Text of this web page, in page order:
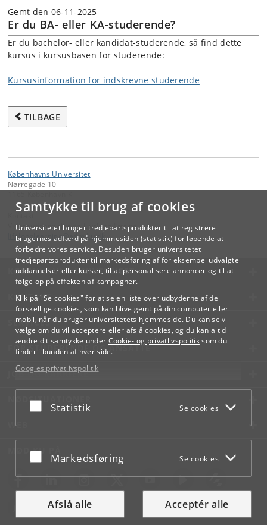
Samtykke til brug af cookies
Universitetet bruger tredjepartsprodukter til at registrere
brugernes adfærd på hjemmesiden (statistik) for løbende at
forbedre vores service. Desuden bruger universitetet
tredjepartsprodukter til markedsføring af for eksempel udvalgte
uddannelser eller kurser, til at personalisere annoncer og til at
følge op på effekten af kampagner.
Klik på "Se cookies" for at se en liste over udbyderne af de
forskellige cookies, som kan blive gemt på din computer eller
mobil, når du bruger universitetets hjemmeside. Du kan selv
vælge om du vil acceptere eller afslå cookies, og du kan altid
ændre dit samtykke under Cookie- og privatlivspolitiksom du
finder i bunden af hver side.
Googles privatlivspolitik
Acceptér eller afslå
Statistik Se cookies
Acceptér eller afslå
Markedsføring Se cookies
Afslå alle Acceptér alle
Gemt den 06-11-2025
Er du BA- eller KA-studerende?
Er du bachelor- eller kandidat-studerende, så find dette
kursus i kursusbasen for studerende:
Kursusinformation for indskrevne studerende
TILBAGE
Københavns Universitet
Nørregade 10
Videreuddannelse og Livslang Læring
lifelonglearning@adm.ku.dk
KØBENHAVNS UNIVERSITET
KONTAKT
SERVICES
FOR STUDERENDE OG ANSATTE
JOB OG KARRIERE
NØDSITUATIONER
WEB
MØD KU PÅ